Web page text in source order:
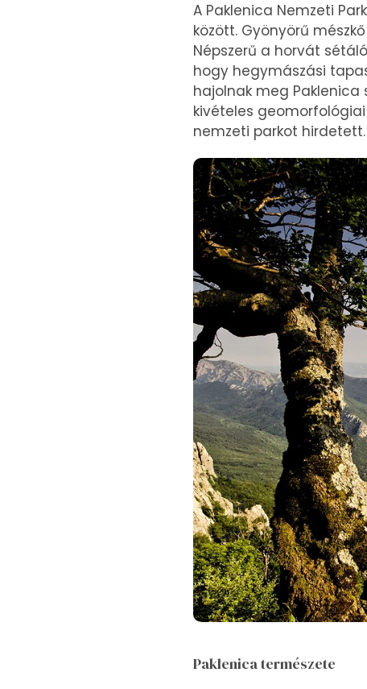
A Paklenica Nemzeti
között. Gyönyörű
Népszerű a horvát
hogy hegymászási
hajolnak meg Paklenica
kivételes
nemzeti parkot
Paklenica természete